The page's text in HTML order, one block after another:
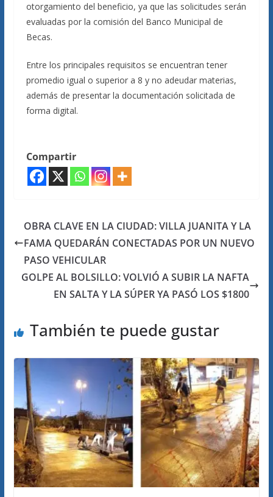
otorgamiento del beneficio, ya que las solicitudes serán
evaluadas por la comisión del Banco Municipal de
Becas.
Entre los principales requisitos se encuentran tener
promedio igual o superior a 8 y no adeudar materias,
además de presentar la documentación solicitada de
forma digital.
Compartir
OBRA CLAVE EN LA CIUDAD: VILLA JUANITA Y LA
FAMA QUEDARÁN CONECTADAS POR UN NUEVO
PASO VEHICULAR
GOLPE AL BOLSILLO: VOLVIÓ A SUBIR LA NAFTA
EN SALTA Y LA SÚPER YA PASÓ LOS $1800
También te puede gustar